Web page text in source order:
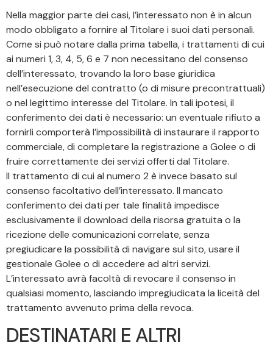
Nella maggior parte dei casi, l’interessato non è in alcun
modo obbligato a fornire al Titolare i suoi dati personali.
Come si può notare dalla prima tabella, i trattamenti di cui
ai numeri 1, 3, 4, 5, 6 e 7 non necessitano del consenso
dell’interessato, trovando la loro base giuridica
nell’esecuzione del contratto (o di misure precontrattuali)
o nel legittimo interesse del Titolare. In tali ipotesi, il
conferimento dei dati è necessario: un eventuale rifiuto a
fornirli comporterà l’impossibilità di instaurare il rapporto
commerciale, di completare la registrazione a Golee o di
fruire correttamente dei servizi offerti dal Titolare.
Il trattamento di cui al numero 2 è invece basato sul
consenso facoltativo dell’interessato. Il mancato
conferimento dei dati per tale finalità impedisce
esclusivamente il download della risorsa gratuita o la
ricezione delle comunicazioni correlate, senza
pregiudicare la possibilità di navigare sul sito, usare il
gestionale Golee o di accedere ad altri servizi.
L’interessato avrà facoltà di revocare il consenso in
qualsiasi momento, lasciando impregiudicata la liceità del
trattamento avvenuto prima della revoca.
DESTINATARI E ALTRI